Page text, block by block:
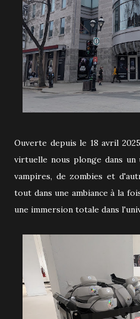
Ouverte depuis le 18 avril
virtuelle nous plonge dans
vampires, de zombies et
tout dans une ambiance à la
une immersion totale dans